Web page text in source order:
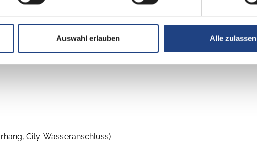
Auswahl erlauben Alle zulassen
City-Wasseranschluss)